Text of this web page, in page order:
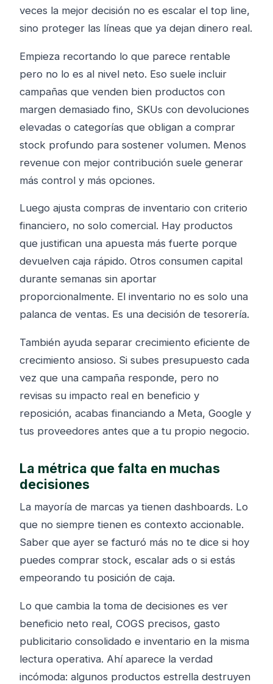
veces la mejor decisión no es escalar el top line,
sino proteger las líneas que ya dejan dinero real.
Empieza recortando lo que parece rentable
pero no lo es al nivel neto. Eso suele incluir
campañas que venden bien productos con
margen demasiado fino, SKUs con devoluciones
elevadas o categorías que obligan a comprar
stock profundo para sostener volumen. Menos
revenue con mejor contribución suele generar
más control y más opciones.
Luego ajusta compras de inventario con criterio
financiero, no solo comercial. Hay productos
que justifican una apuesta más fuerte porque
devuelven caja rápido. Otros consumen capital
durante semanas sin aportar
proporcionalmente. El inventario no es solo una
palanca de ventas. Es una decisión de tesorería.
También ayuda separar crecimiento eficiente de
crecimiento ansioso. Si subes presupuesto cada
vez que una campaña responde, pero no
revisas su impacto real en beneficio y
reposición, acabas financiando a Meta, Google y
tus proveedores antes que a tu propio negocio.
La métrica que falta en muchas
decisiones
La mayoría de marcas ya tienen dashboards. Lo
que no siempre tienen es contexto accionable.
Saber que ayer se facturó más no te dice si hoy
puedes comprar stock, escalar ads o si estás
empeorando tu posición de caja.
Lo que cambia la toma de decisiones es ver
beneficio neto real, COGS precisos, gasto
publicitario consolidado e inventario en la misma
lectura operativa. Ahí aparece la verdad
incómoda: algunos productos estrella destruyen